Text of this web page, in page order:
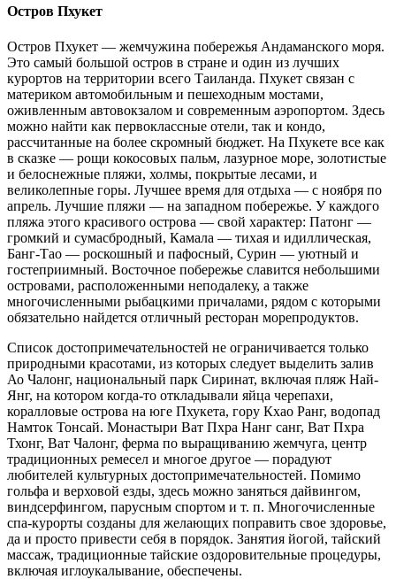
Остров Пхукет
Остров Пхукет — жемчужина побережья Андаманского моря.
Это самый большой остров в стране и один из лучших
курортов на территории всего Таиланда. Пхукет связан с
материком автомобильным и пешеходным мостами,
оживленным автовокзалом и современным аэропортом. Здесь
можно найти как первоклассные отели, так и кондо,
рассчитанные на более скромный бюджет. На Пхукете все как
в сказке — рощи кокосовых пальм, лазурное море, золотистые
и белоснежные пляжи, холмы, покрытые лесами, и
великолепные горы. Лучшее время для отдыха — с ноября по
апрель. Лучшие пляжи — на западном побережье. У каждого
пляжа этого красивого острова — свой характер: Патонг —
громкий и сумасбродный, Камала — тихая и идиллическая,
Банг-Тао — роскошный и пафосный, Сурин — уютный и
гостеприимный. Восточное побережье славится небольшими
островами, расположенными неподалеку, а также
многочисленными рыбацкими причалами, рядом с которыми
обязательно найдется отличный ресторан морепродуктов.
Список достопримечательностей не ограничивается только
природными красотами, из которых следует выделить залив
Ао Чалонг, национальный парк Сиринат, включая пляж Най-
Янг, на котором когда-то откладывали яйца черепахи,
коралловые острова на юге Пхукета, гору Кхао Ранг, водопад
Намток Тонсай. Монастыри Ват Пхра Нанг санг, Ват Пхра
Тхонг, Ват Чалонг, ферма по выращиванию жемчуга, центр
традиционных ремесел и многое другое — порадуют
любителей культурных достопримечательностей. Помимо
гольфа и верховой езды, здесь можно заняться дайвингом,
виндсерфингом, парусным спортом и т. п. Многочисленные
спа-курорты созданы для желающих поправить свое здоровье,
да и просто привести себя в порядок. Занятия йогой, тайский
массаж, традиционные тайские оздоровительные процедуры,
включая иглоукалывание, обеспечены.